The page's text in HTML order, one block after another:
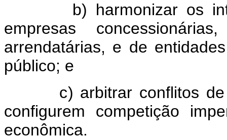
b) harmonizar os
empresas
arrendatárias, e de
público; e
c) arbitrar conflitos de
configurem competição
econômica.